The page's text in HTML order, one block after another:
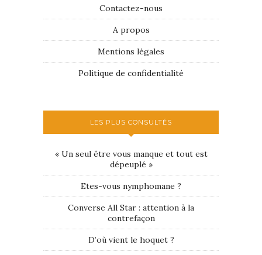
Contactez-nous
A propos
Mentions légales
Politique de confidentialité
LES PLUS CONSULTÉS
« Un seul être vous manque et tout est
dépeuplé »
Etes-vous nymphomane ?
Converse All Star : attention à la
contrefaçon
D’où vient le hoquet ?